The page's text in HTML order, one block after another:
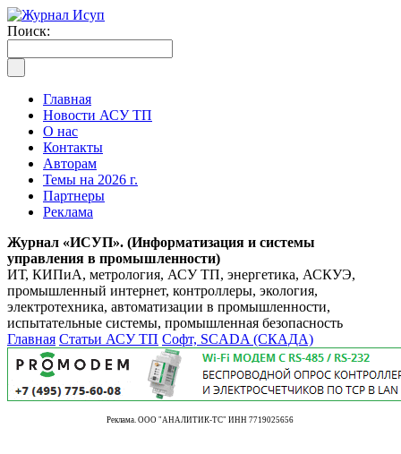
Поиск:
Главная
Новости АСУ ТП
О нас
Контакты
Авторам
Темы на 2026 г.
Партнеры
Реклама
Журнал «ИСУП». (Информатизация и системы
управления в промышленности)
ИТ, КИПиА, метрология, АСУ ТП, энергетика, АСКУЭ,
промышленный интернет, контроллеры, экология,
электротехника, автоматизации в промышленности,
испытательные системы, промышленная безопасность
Главная Статьи АСУ ТП Софт, SCADA (СКАДА)
Реклама. ООО "АНАЛИТИК-ТС" ИНН 7719025656